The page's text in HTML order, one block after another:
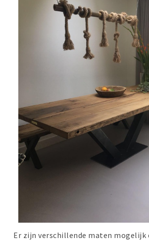
Er zijn verschillende maten mogelijk